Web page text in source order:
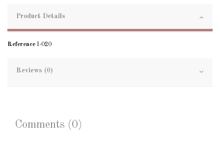
Product Details
Reference I-020
Reviews (0)
Comments (0)